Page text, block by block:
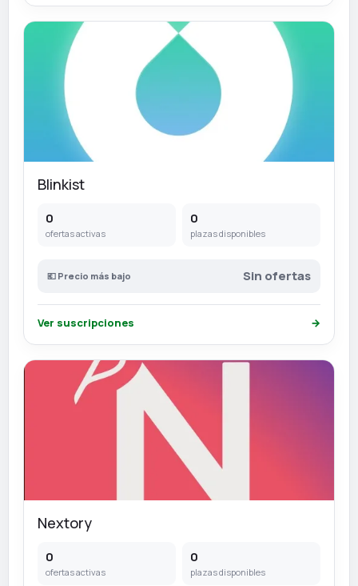
Blinkist
0
ofertas activas
0
plazas disponibles
💶 Precio más bajo Sin ofertas
Ver suscripciones →
Nextory
0
ofertas activas
0
plazas disponibles